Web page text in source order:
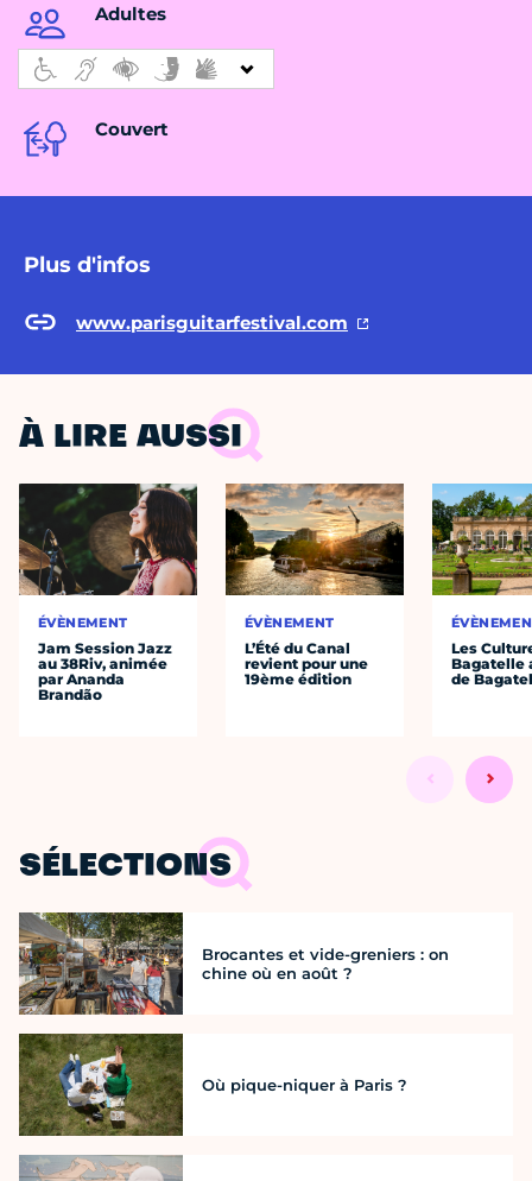
Adultes
Couvert
Plus d'infos
www.parisguitarfestival.com
À LIRE AUSSI
ÉVÈNEMENT
Jam Session Jazz
au 38Riv, animée
par Ananda
Brandão
ÉVÈNEMENT
L’Été du Canal
revient pour une
19ème édition
Les
Bagatelle
de
SÉLECTIONS
Brocantes et vide-greniers : on
chine où en août ?
Où pique-niquer à Paris ?